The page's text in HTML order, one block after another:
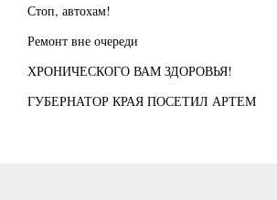
Стоп, автохам!
Ремонт вне очереди
ХРОНИЧЕСКОГО ВАМ ЗДОРОВЬЯ!
ГУБЕРНАТОР КРАЯ ПОСЕТИЛ АРТЕМ